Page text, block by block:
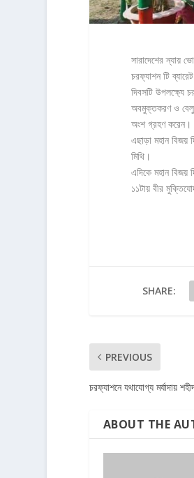
সারাদেশের ন্যায়
চরফ্যাশন টি
দিবসটি উপলক্ষ্যে
অবমুক্তকরণ ও
অংশ গ্রহণ করেন।
এছাড়া মহান বিজয়
মিথি।
এদিকে মহান বিজয়
১১টায় বীর
SHARE:
PREVIOUS
চরফ্যাশনে যথাযোগ্য মর্যাদায়
ABOUT THE